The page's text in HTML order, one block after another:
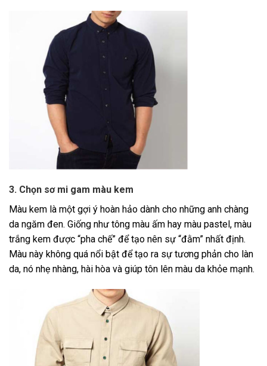
3. Chọn sơ mi gam màu kem
Màu kem là một gợi ý hoàn hảo dành cho những anh chàng
da ngăm đen. Giống như tông màu ấm hay màu pastel, màu
trắng kem được “pha chế” để tạo nên sự “đằm” nhất định.
Màu này không quá nổi bật để tạo ra sự tương phản cho làn
da, nó nhẹ nhàng, hài hòa và giúp tôn lên màu da khỏe mạnh.